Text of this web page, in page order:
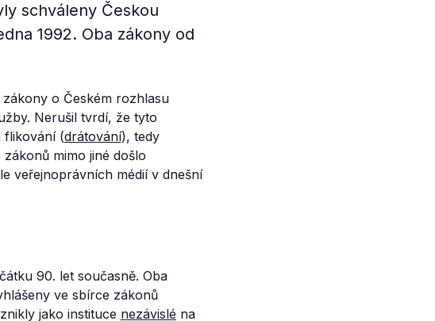
schváleny Českou
1992. Oba zákony od
o Českém rozhlasu
Nerušil tvrdí, že tyto
flikování (drátování), tedy
mimo jiné došlo
veřejnoprávních médií v dnešní
90. let současně. Oba
ve sbírce zákonů
jako instituce nezávislé na